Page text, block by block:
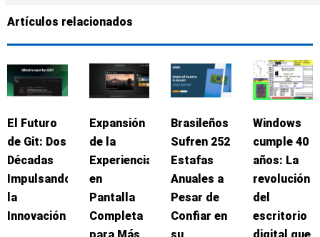
Artículos relacionados
El Futuro
de Git: Dos
Décadas
Impulsando
la
Innovación
Expansión
de la
Experiencia
en
Pantalla
Completa
Brasileños
Sufren 252
Estafas
Anuales a
Pesar de
Confiar en
Windows
cumple 40
años: La
revolución
del
escritorio